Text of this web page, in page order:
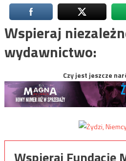
Wspieraj
wydawnictwo:
Czy jest jeszcze